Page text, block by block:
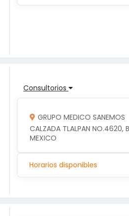
Consultorios
GRUPO MEDICO SANEMOS
CALZADA TLALPAN NO.4620,
MEXICO
Horarios disponibles